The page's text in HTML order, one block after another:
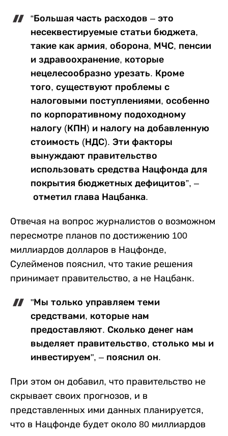
“Большая часть расходов – это
несеквестируемые статьи бюджета,
такие как армия, оборона, МЧС, пенсии
и здравоохранение, которые
нецелесообразно урезать. Кроме
того, существуют проблемы с
налоговыми поступлениями, особенно
по корпоративному подоходному
налогу (КПН) и налогу на добавленную
стоимость (НДС). Эти факторы
вынуждают правительство
использовать средства Нацфонда для
покрытия бюджетных дефицитов”, –
отметил глава Нацбанка.
Отвечая на вопрос журналистов о возможном
пересмотре планов по достижению 100
миллиардов долларов в Нацфонде,
Сулейменов пояснил, что такие решения
принимает правительство, а не Нацбанк.
"Мы только управляем теми
средствами, которые нам
предоставляют. Сколько денег нам
выделяет правительство, столько мы и
инвестируем", – пояснил он.
При этом он добавил, что правительство не
скрывает своих прогнозов, и в
представленных ими данных планируется,
что в Нацфонде будет около 80 миллиардов